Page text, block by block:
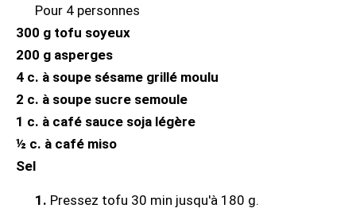
Pour 4 personnes
300 g tofu soyeux
200 g asperges
4 c. à soupe sésame grillé moulu
2 c. à soupe sucre semoule
1 c. à café sauce soja légère
½ c. à café miso
Sel
1. Pressez tofu 30 min jusqu'à 180 g.